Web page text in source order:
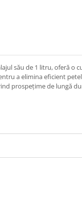
său de 1 litru, oferă
a elimina eficient
prospețime de lungă